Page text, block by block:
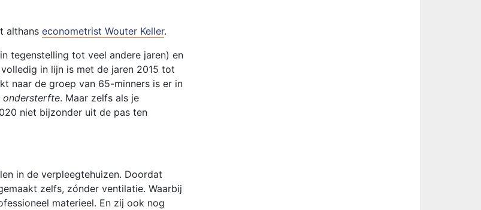
althans econometrist Wouter Keller.
tegenstelling tot veel andere jaren) en
in lijn is met de jaren 2015 tot
naar de groep van 65-minners is er in
ondersterfte. Maar zelfs als je
niet bijzonder uit de pas ten
in de verpleegtehuizen. Doordat
zelfs, zónder ventilatie. Waarbij
materieel. En zij ook nog